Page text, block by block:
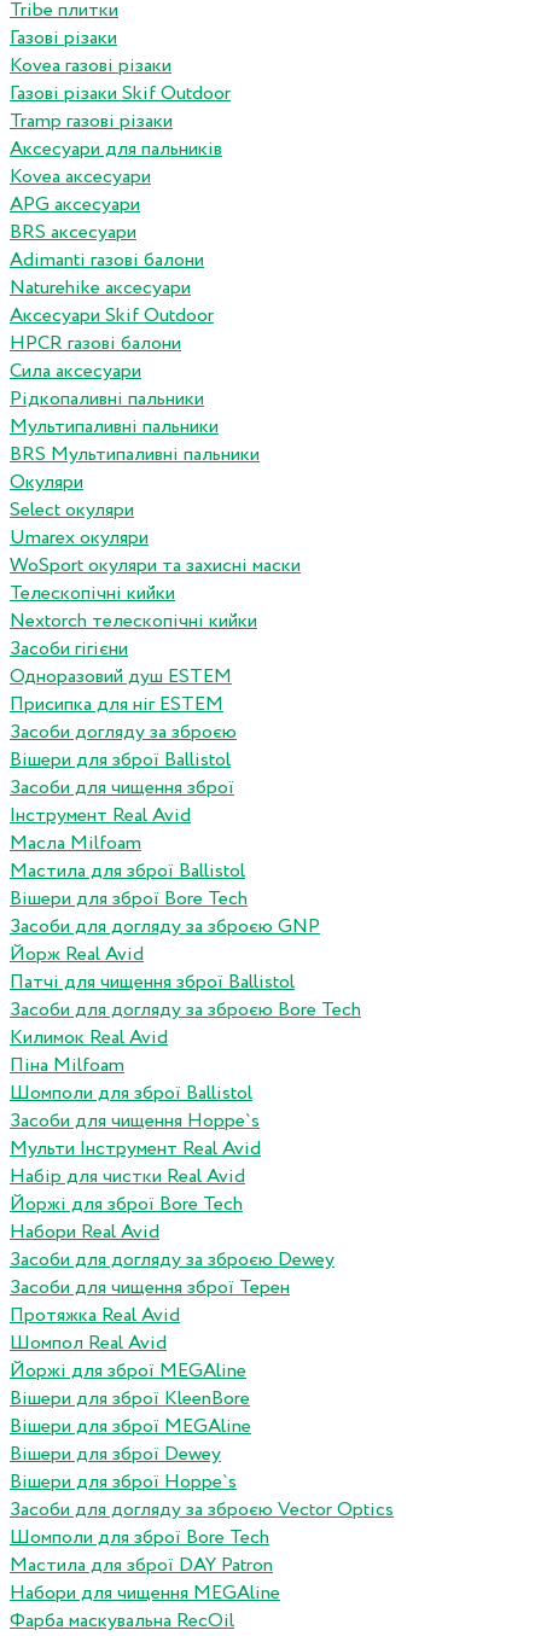
Tribe плитки
Газові різаки
Kovea газові різаки
Газові різаки Skif Outdoor
Tramp газові різаки
Аксесуари для пальників
Kovea аксесуари
APG аксесуари
BRS аксесуари
Adimanti газові балони
Naturehike аксесуари
Аксесуари Skif Outdoor
HPCR газові балони
Сила аксесуари
Рідкопаливні пальники
Мультипаливні пальники
BRS Мультипаливні пальники
Окуляри
Select окуляри
Umarex окуляри
WoSport окуляри та захисні маски
Телескопічні кийки
Nextorch телескопічні кийки
Засоби гігієни
Одноразовий душ ESTEM
Присипка для ніг ESTEM
Засоби догляду за зброєю
Вішери для зброї Ballistol
Засоби для чищення зброї
Інструмент Real Avid
Масла Milfoam
Мастила для зброї Ballistol
Вішери для зброї Bore Tech
Засоби для догляду за зброєю GNP
Йорж Real Avid
Патчі для чищення зброї Ballistol
Засоби для догляду за зброєю Bore Tech
Килимок Real Avid
Піна Milfoam
Шомполи для зброї Ballistol
Засоби для чищення Hoppe`s
Мульти Інструмент Real Avid
Набір для чистки Real Avid
Йоржі для зброї Bore Tech
Набори Real Avid
Засоби для догляду за зброєю Dewey
Засоби для чищення зброї Терен
Протяжка Real Avid
Шомпол Real Avid
Йоржі для зброї MEGAline
Вішери для зброї KleenBore
Вішери для зброї MEGAline
Вішери для зброї Dewey
Вішери для зброї Hoppe`s
Засоби для догляду за зброєю Vector Optics
Шомполи для зброї Bore Tech
Мастила для зброї DAY Patron
Набори для чищення MEGAline
Фарба маскувальна RecOil